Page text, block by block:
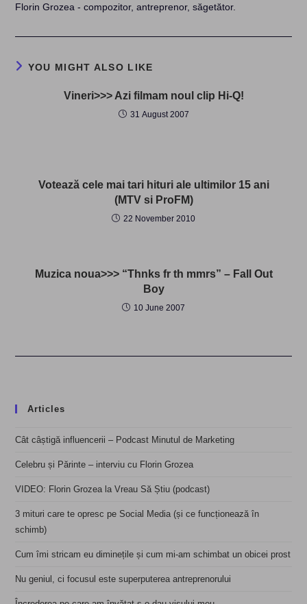
Florin Grozea - compozitor, antreprenor, săgetător.
YOU MIGHT ALSO LIKE
Vineri>>> Azi filmam noul clip Hi-Q!
31 August 2007
Votează cele mai tari hituri ale ultimilor 15 ani
(MTV si ProFM)
22 November 2010
Muzica noua>>> “Thnks fr th mmrs” – Fall Out
Boy
10 June 2007
Articles
Cât câștigă influencerii – Podcast Minutul de Marketing
Celebru și Părinte – interviu cu Florin Grozea
VIDEO: Florin Grozea la Vreau Să Știu (podcast)
3 mituri care te opresc pe Social Media (și ce funcționează în
schimb)
Cum îmi stricam eu diminețile și cum mi-am schimbat un obicei prost
Nu geniul, ci focusul este superputerea antreprenorului